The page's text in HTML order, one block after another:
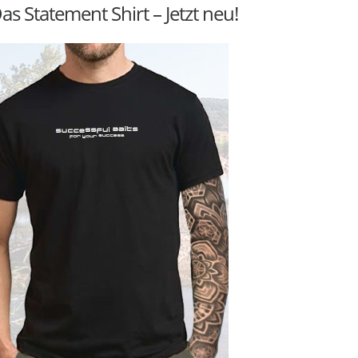
Statement Shirt – Jetzt neu!